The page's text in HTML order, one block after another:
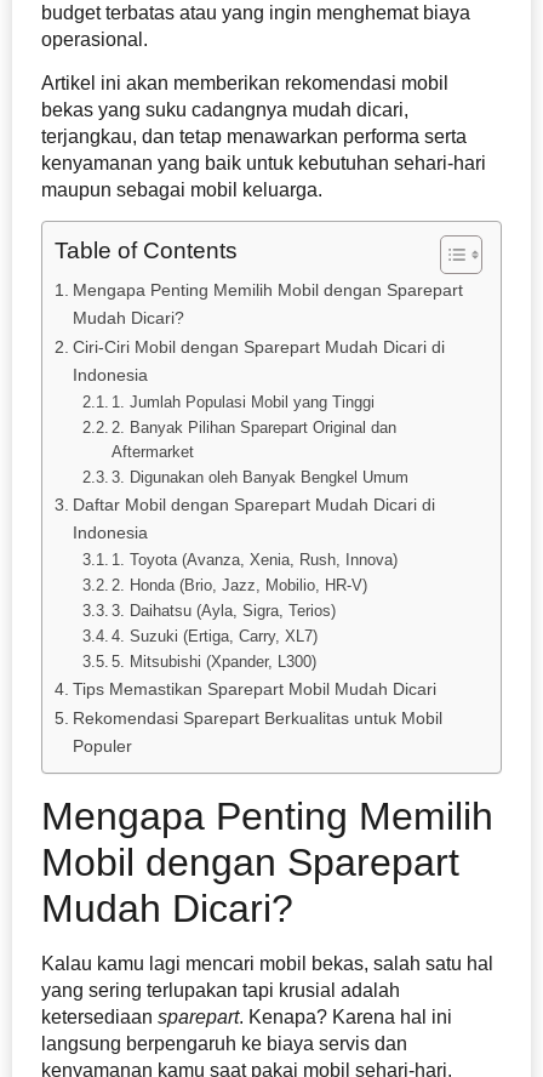
budget terbatas atau yang ingin menghemat biaya
operasional.
Artikel ini akan memberikan rekomendasi mobil
bekas yang suku cadangnya mudah dicari,
terjangkau, dan tetap menawarkan performa serta
kenyamanan yang baik untuk kebutuhan sehari-hari
maupun sebagai mobil keluarga.
Table of Contents
Mengapa Penting Memilih Mobil dengan Sparepart
Mudah Dicari?
Ciri-Ciri Mobil dengan Sparepart Mudah Dicari di
Indonesia
1. Jumlah Populasi Mobil yang Tinggi
2. Banyak Pilihan Sparepart Original dan
Aftermarket
3. Digunakan oleh Banyak Bengkel Umum
Daftar Mobil dengan Sparepart Mudah Dicari di
Indonesia
1. Toyota (Avanza, Xenia, Rush, Innova)
2. Honda (Brio, Jazz, Mobilio, HR-V)
3. Daihatsu (Ayla, Sigra, Terios)
4. Suzuki (Ertiga, Carry, XL7)
5. Mitsubishi (Xpander, L300)
Tips Memastikan Sparepart Mobil Mudah Dicari
Rekomendasi Sparepart Berkualitas untuk Mobil
Populer
Mengapa Penting Memilih
Mobil dengan Sparepart
Mudah Dicari?
Kalau kamu lagi mencari mobil bekas, salah satu hal
yang sering terlupakan tapi krusial adalah
ketersediaan sparepart. Kenapa? Karena hal ini
langsung berpengaruh ke biaya servis dan
kenyamanan kamu saat pakai mobil sehari-hari.